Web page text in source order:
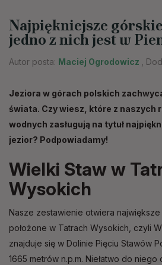
Najpiękniejsze
jedno z nich jest w
Autor posta: Maciej Ogrodowicz ,
Jeziora w górach polskich
świata. Czy wiesz, które z naszych
wodnych zasługują na tytuł
jezior? Podpowiadamy!
Wielki Staw w
Wysokich
Nasze zestawienie otwiera największe
położone w Tatrach Wysokich, czyli
znajduje się w Dolinie Pięciu Stawów
1665 metrów n.p.m. Niełatwo do